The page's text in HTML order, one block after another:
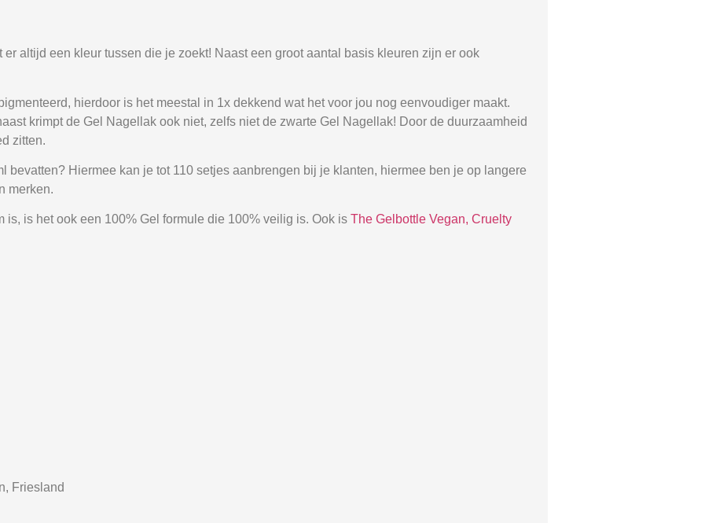
altijd een kleur tussen die je zoekt! Naast een groot aantal basis kleuren zijn er ook
hierdoor is het meestal in 1x dekkend wat het voor jou nog eenvoudiger maakt.
krimpt de Gel Nagellak ook niet, zelfs niet de zwarte Gel Nagellak! Door de duurzaamheid
zitten.
Hiermee kan je tot 110 setjes aanbrengen bij je klanten, hiermee ben je op langere
merken.
is het ook een 100% Gel formule die 100% veilig is. Ook is The Gelbottle Vegan, Cruelty
Friesland